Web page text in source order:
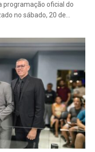
programação oficial do
no sábado, 20 de…